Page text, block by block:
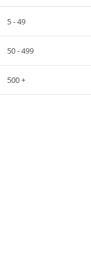
5 - 49
50 - 499
500 +